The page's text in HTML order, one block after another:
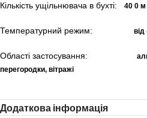
Кількість ущільнювача в бухті: 40 0 м
Температурний режим:
Області застосування:
перегородки, вітражі
Додаткова інформація